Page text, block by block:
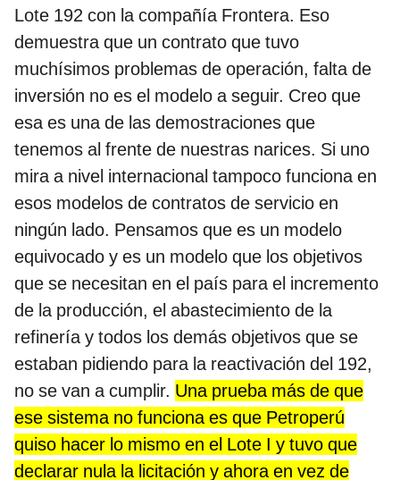
Lote 192 con la compañía Frontera. Eso
demuestra que un contrato que tuvo
muchísimos problemas de operación, falta de
inversión no es el modelo a seguir. Creo que
esa es una de las demostraciones que
tenemos al frente de nuestras narices. Si uno
mira a nivel internacional tampoco funciona en
esos modelos de contratos de servicio en
ningún lado. Pensamos que es un modelo
equivocado y es un modelo que los objetivos
que se necesitan en el país para el incremento
de la producción, el abastecimiento de la
refinería y todos los demás objetivos que se
estaban pidiendo para la reactivación del 192,
no se van a cumplir. Una prueba más de que
ese sistema no funciona es que Petroperú
quiso hacer lo mismo en el Lote I y tuvo que
declarar nula la licitación y ahora en vez de